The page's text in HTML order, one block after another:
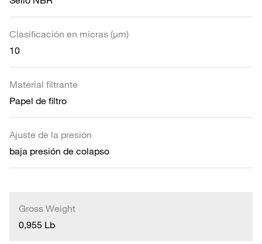
Clasificación en micras (µm)
10
Material filtrante
Papel de filtro
Ajuste de la presión
baja presión de colapso
Gross Weight
0,955 Lb